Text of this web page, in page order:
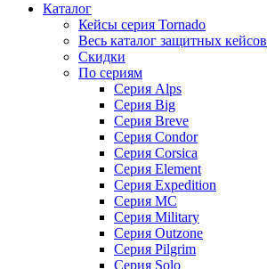
Каталог
Кейсы серия Tornado
Весь каталог защитных кейсов
Скидки
По сериям
Серия Alps
Серия Big
Серия Breve
Серия Condor
Серия Corsica
Серия Element
Серия Expedition
Серия MC
Серия Military
Серия Outzone
Серия Pilgrim
Серия Solo